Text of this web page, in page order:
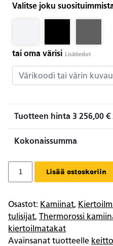
Valitse joku
tai oma värisi Lisätiedot
Tuotteen hinta 3 256,00 €
Kokonaissumma
Thermorossi
määrä
Lisää ostoskoriin
Osastot: Kamiinat,
tulisijat, Thermorossi
kiertoilmatakat
Avainsanat tuotteelle